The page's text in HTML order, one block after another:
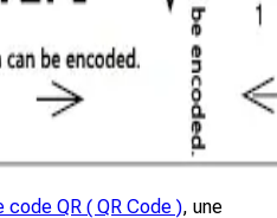
code QR ( QR Code ), une